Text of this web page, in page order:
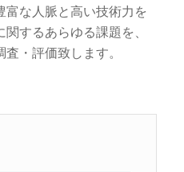
な人脈と高い技術力を
するあらゆる課題を、
・評価致します。